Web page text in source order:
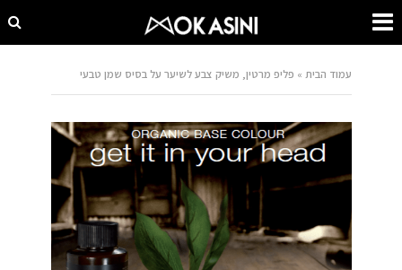
עמוד הבית » פליפ מרטין, משיק צבע לשיער על בסיס שמן טבעי